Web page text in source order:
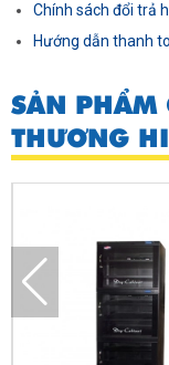
Chính sách đổi trả
Hướng dẫn thanh
SẢN PHẨM
THƯƠNG